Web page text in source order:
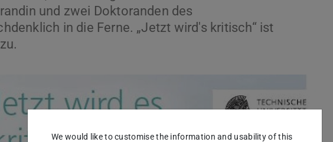
und zwei Doktoranden des
in die Ferne. „Jetzt wird's kritisch“ ist
We would like to customise the information and usability of this